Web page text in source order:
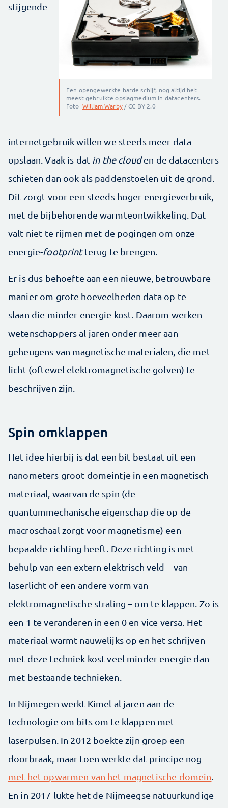
Een opengewerkte harde schijf, nog altijd het
meest gebruikte opslagmedium in datacenters.
Foto William Warby/ CC BY 2.0
stijgende
internetgebruik willen we steeds meer data
opslaan. Vaak is dat in the clouden de datacenters
schieten dan ook als paddenstoelen uit de grond.
Dit zorgt voor een steeds hoger energieverbruik,
met de bijbehorende warmteontwikkeling. Dat
valt niet te rijmen met de pogingen om onze
energie-footprintterug te brengen.
Er is dus behoefte aan een nieuwe, betrouwbare
manier om grote hoeveelheden data op te
slaan die minder energie kost. Daarom werken
wetenschappers al jaren onder meer aan
geheugens van magnetische materialen, die met
licht (oftewel elektromagnetische golven) te
beschrijven zijn.
Spin omklappen
Het idee hierbij is dat een bit bestaat uit een
nanometers groot domeintje in een magnetisch
materiaal, waarvan de spin (de
quantummechanische eigenschap die op de
macroschaal zorgt voor magnetisme) een
bepaalde richting heeft. Deze richting is met
behulp van een extern elektrisch veld – van
laserlicht of een andere vorm van
elektromagnetische straling – om te klappen. Zo is
een 1 te veranderen in een 0 en vice versa. Het
materiaal warmt nauwelijks op en het schrijven
met deze techniek kost veel minder energie dan
met bestaande technieken.
In Nijmegen werkt Kimel al jaren aan de
technologie om bits om te klappen met
laserpulsen. In 2012 boekte zijn groep een
doorbraak, maar toen werkte dat principe nog
met het opwarmen van het magnetische domein
En in 2017 lukte het de Nijmeegse natuurkundige